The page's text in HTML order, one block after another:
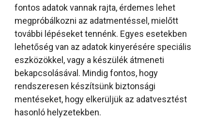
fontos adatok vannak rajta, érdemes lehet
megpróbálkozni az adatmentéssel, mielőtt
további lépéseket tennénk. Egyes esetekben
lehetőség van az adatok kinyerésére speciális
eszközökkel, vagy a készülék átmeneti
bekapcsolásával. Mindig fontos, hogy
rendszeresen készítsünk biztonsági
mentéseket, hogy elkerüljük az adatvesztést
hasonló helyzetekben.